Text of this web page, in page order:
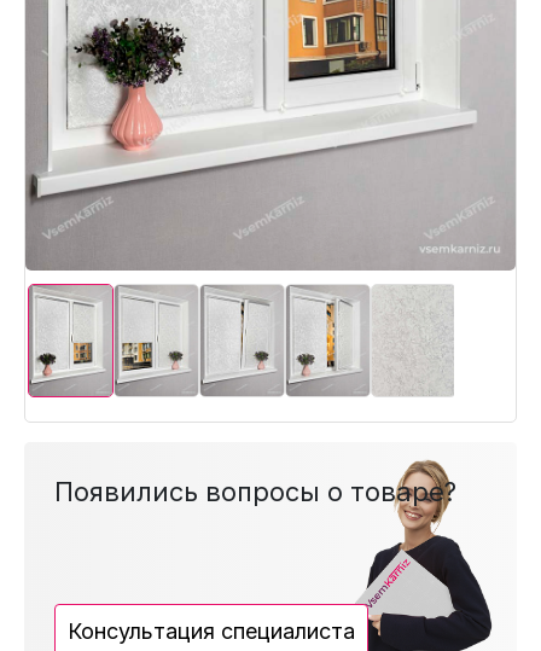
Появились вопросы о товаре?
Консультация специалиста